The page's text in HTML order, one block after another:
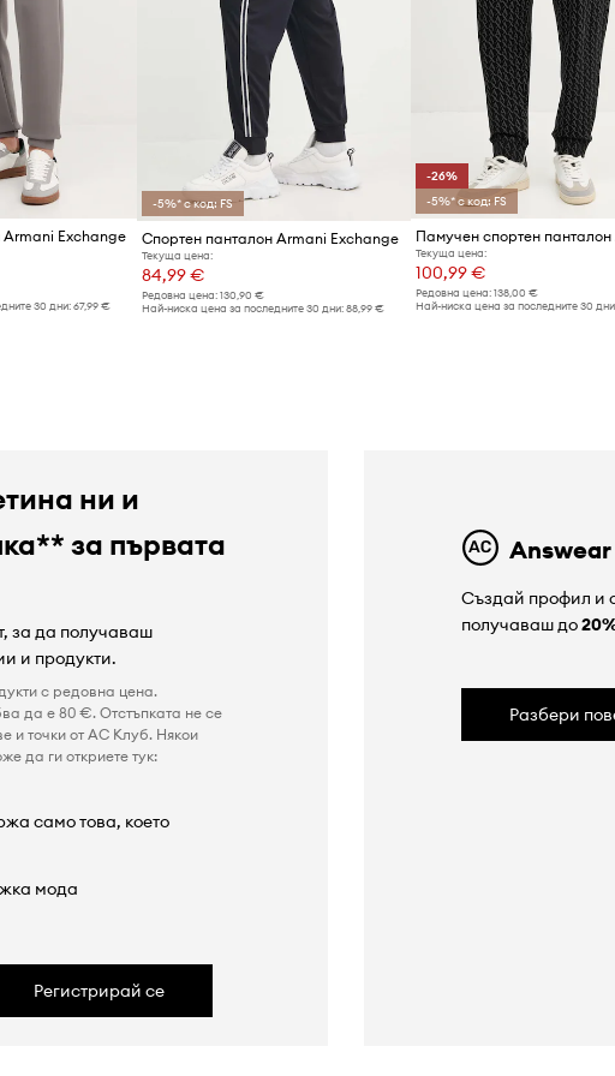
Exchange
30 дни:67,99 €
-5%* с код: FS
Спортен панталон Armani Exchange
Текуща цена:
84,99 €
Редовна цена: 130,90 €
Най-ниска цена за последните 30 дни: 88,99 €
-26%
-5%* с код: FS
Текуща цена:
100,99 €
Редовна цена: 138,00 €
Най-ниска цена за последните 30
ни и
за първата
за да получаваш
и продукти.
с редовна цена.
да е 80 €. Отстъпката не се
и точки от AC Клуб. Някои
да ги откриете тук:
само това, което
мода
Регистрирай се
Създай профил и
получаваш до
Разбери